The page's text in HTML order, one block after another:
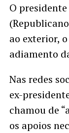
O
ao exterior,
adiamento
Nas redes
ex-
chamou de
os apoios